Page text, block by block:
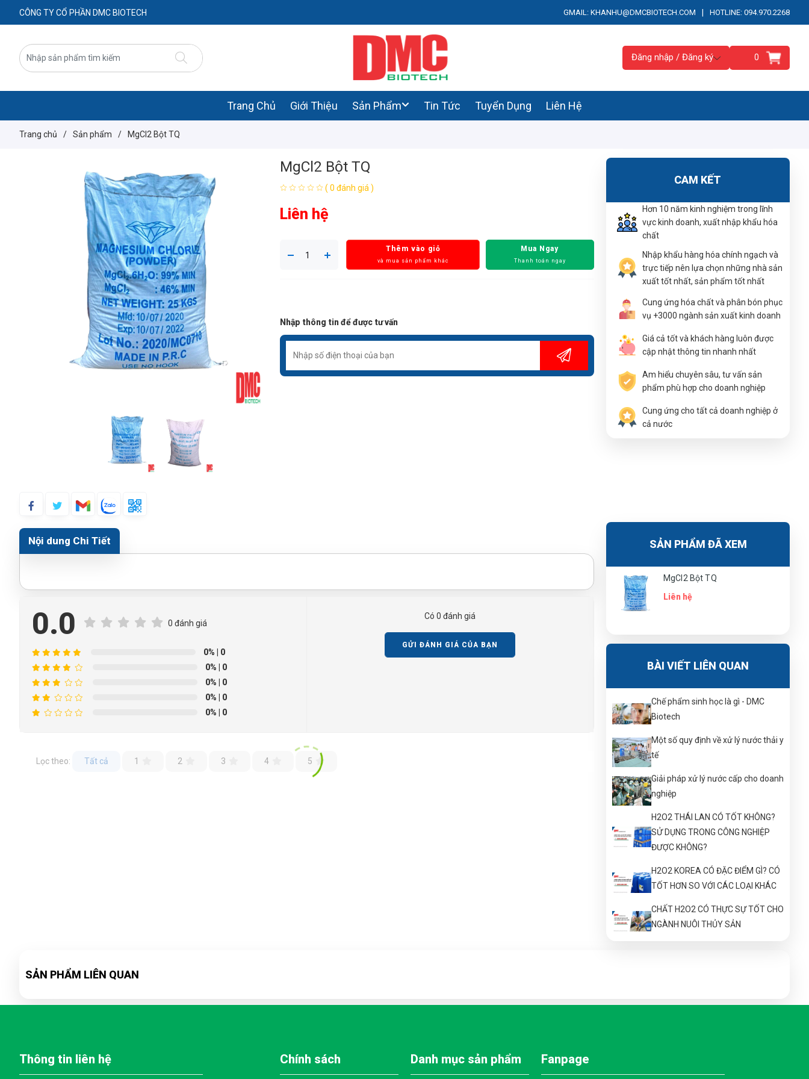
CÔNG TY CỔ PHẦN DMC BIOTECH GMAIL: KHANHU@DMCBIOTECH.COM | HOTLINE: 094.970.2268
Đăng nhập / Đăng ký 0
Trang Chủ Giới Thiệu Sản Phẩm Tin Tức Tuyển Dụng Liên Hệ
Trang chủ / Sản phẩm / MgCl2 Bột TQ
MgCl2 Bột TQ
( 0 đánh giá )
Liên hệ
Thêm vào giỏ
và mua sản phẩm khác
Mua Ngay
Thanh toán ngay
Nhập thông tin để được tư vấn
CAM KẾT
Hơn 10 năm kinh nghiệm trong lĩnh
vực kinh doanh, xuất nhập khẩu hóa
chất
Nhập khẩu hàng hóa chính ngạch và
trực tiếp nên lựa chọn những nhà sản
xuất tốt nhất, sản phẩm tốt nhất
Cung ứng hóa chất và phân bón phục
vụ +3000 ngành sản xuất kinh doanh
Giá cả tốt và khách hàng luôn được
cập nhật thông tin nhanh nhất
Am hiểu chuyên sâu, tư vấn sản
phẩm phù hợp cho doanh nghiệp
Cung ứng cho tất cả doanh nghiệp ở
cả nước
Nội dung Chi Tiết
0.0 0 đánh giá
0% | 0
0% | 0
0% | 0
0% | 0
0% | 0
Có 0 đánh giá
GỬI ĐÁNH GIÁ CỦA BẠN
Lọc theo: Tất cả 1 2 3 4 5
SẢN PHẨM ĐÃ XEM
MgCl2 Bột TQ
Liên hệ
BÀI VIẾT LIÊN QUAN
Chế phẩm sinh học là gì - DMC
Biotech
Một số quy định về xử lý nước thải y
tế
Giải pháp xử lý nước cấp cho doanh
nghiệp
H2O2 THÁI LAN CÓ TỐT KHÔNG?
SỬ DỤNG TRONG CÔNG NGHIỆP
ĐƯỢC KHÔNG?
H2O2 KOREA CÓ ĐẶC ĐIỂM GÌ? CÓ
TỐT HƠN SO VỚI CÁC LOẠI KHÁC
CHẤT H2O2 CÓ THỰC SỰ TỐT CHO
NGÀNH NUÔI THỦY SẢN
SẢN PHẨM LIÊN QUAN
Thông tin liên hệ Chính sách Danh mục sản phẩm Fanpage